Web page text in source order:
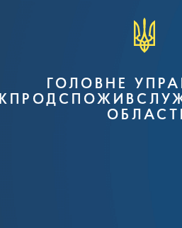
ГОЛОВНЕ
ОБЛАСТІ